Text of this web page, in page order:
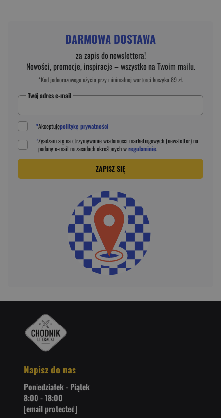
DARMOWA DOSTAWA
za zapis do newslettera!
Nowości, promocje, inspiracje – wszystko na Twoim mailu.
*Kod jednorazowego użycia przy minimalnej wartości koszyka 89 zł.
Twój adres e-mail
*Akceptujępolitykę prywatności
*Zgadzam się na otrzymywanie wiadomości marketingowych (newsletter) na
podanye-mail na zasadach określonych wregulaminie.
ZAPISZ SIĘ
Napisz do nas
Poniedziałek - Piątek
8:00 - 18:00
[email protected]